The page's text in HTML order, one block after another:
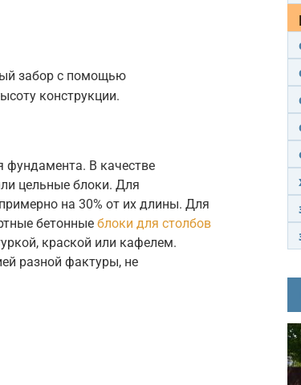
забор с помощью
конструкции.
фундамента. В качестве
цельные блоки. Для
на 30% от их длины. Для
бетонные блоки для столбов
краской или кафелем.
разной фактуры, не